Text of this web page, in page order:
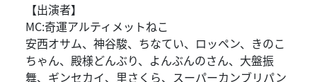
【出演者】
MC:奇運アルティメットねこ
安西オサム、神谷駿、ちなてい、ロッペン、きのこ
ちゃん、殿様どんぶり、よんぶんのさん、大盤振
舞、ギンセカイ、里さくら、スーパーカンブリパン